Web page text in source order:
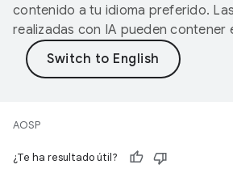
contenido a tu idioma preferido.
realizadas con IA pueden contener
AOSP
¿Te ha resultado útil?